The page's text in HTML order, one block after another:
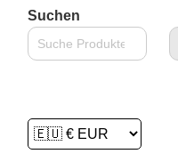
Suchen